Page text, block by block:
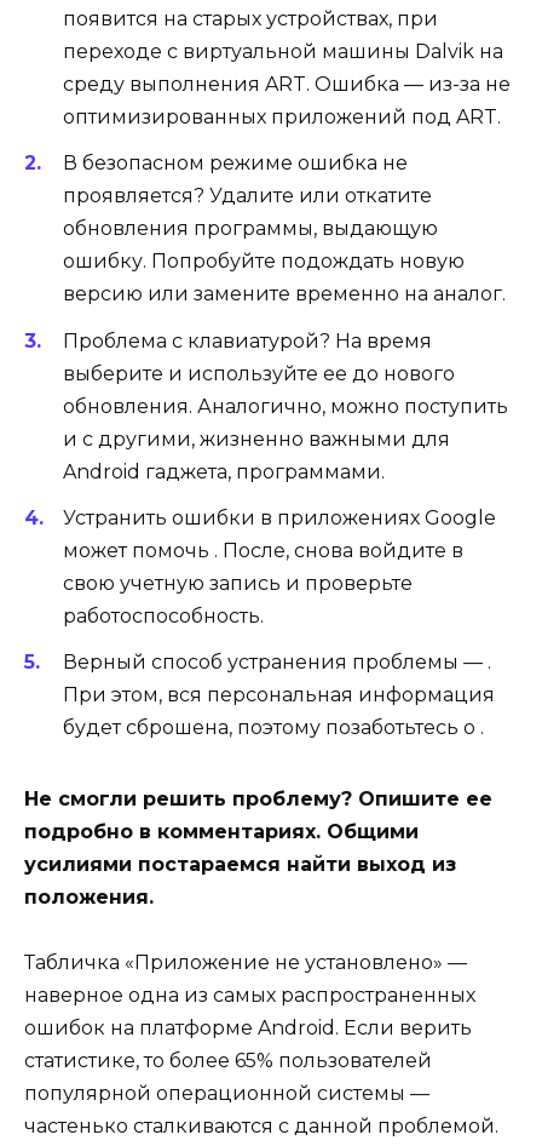
появится на старых устройствах, при
переходе с виртуальной машины Dalvik на
среду выполнения ART. Ошибка — из-за не
оптимизированных приложений под ART.
В безопасном режиме ошибка не
проявляется? Удалите или откатите
обновления программы, выдающую
ошибку. Попробуйте подождать новую
версию или замените временно на аналог.
Проблема с клавиатурой? На время
выберите и используйте ее до нового
обновления. Аналогично, можно поступить
и с другими, жизненно важными для
Android гаджета, программами.
Устранить ошибки в приложениях Google
может помочь . После, снова войдите в
свою учетную запись и проверьте
работоспособность.
Верный способ устранения проблемы — .
При этом, вся персональная информация
будет сброшена, поэтому позаботьтесь о .
Не смогли решить проблему? Опишите ее
подробно в комментариях. Общими
усилиями постараемся найти выход из
положения.
Табличка «Приложение не установлено» —
наверное одна из самых распространенных
ошибок на платформе Android. Если верить
статистике, то более 65% пользователей
популярной операционной системы —
частенько сталкиваются с данной проблемой.